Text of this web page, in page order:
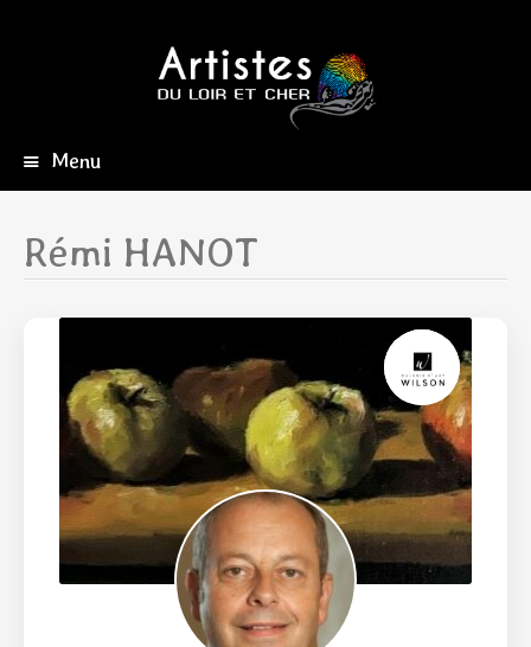
Menu
principal
Rémi HANOT